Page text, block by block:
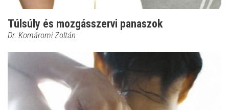
Túlsúly és mozgásszervi panaszok
Dr. Komáromi Zoltán